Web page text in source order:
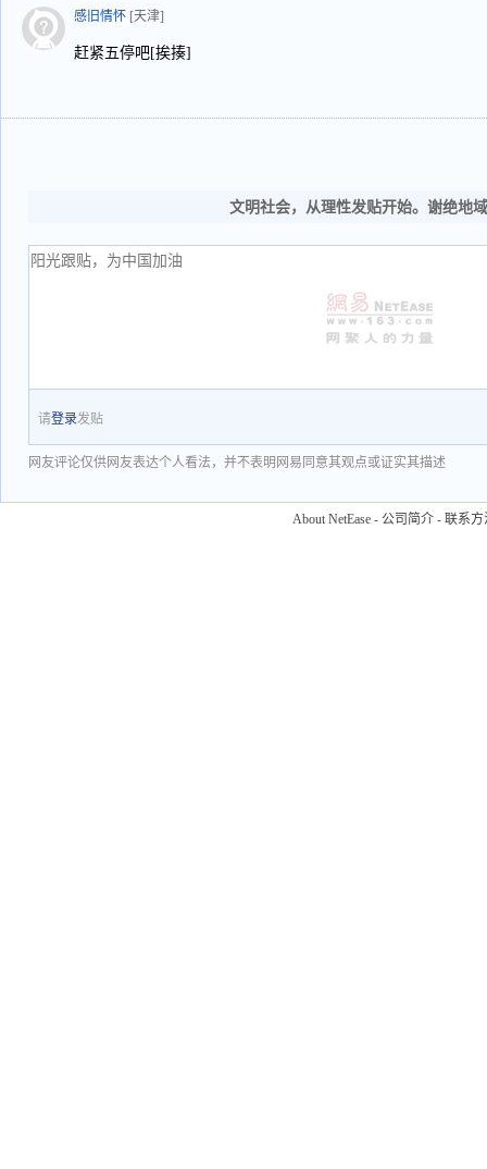
感旧情怀 [天津]
赶紧五停吧[挨揍]
文明社会，从理性发贴开始。谢绝地
请登录发贴
网友评论仅供网友表达个人看法，并不表明网易同意其观点或证实其描述
About NetEase - 公司简介 - 联系方